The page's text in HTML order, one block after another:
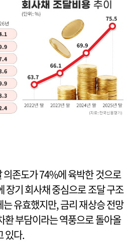
의존도가 74%에 육박한 것으로
장기 회사채 중심으로 조달 구조
유효했지만, 금리 재상승 전망
환 부담이라는 역풍으로 돌아올
있다.